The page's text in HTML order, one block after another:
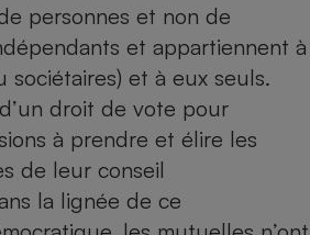
personnes et non de
et appartiennent à
sociétaires) et à eux seuls.
droit de vote pour
à prendre et élire les
de leur conseil
la lignée de ce